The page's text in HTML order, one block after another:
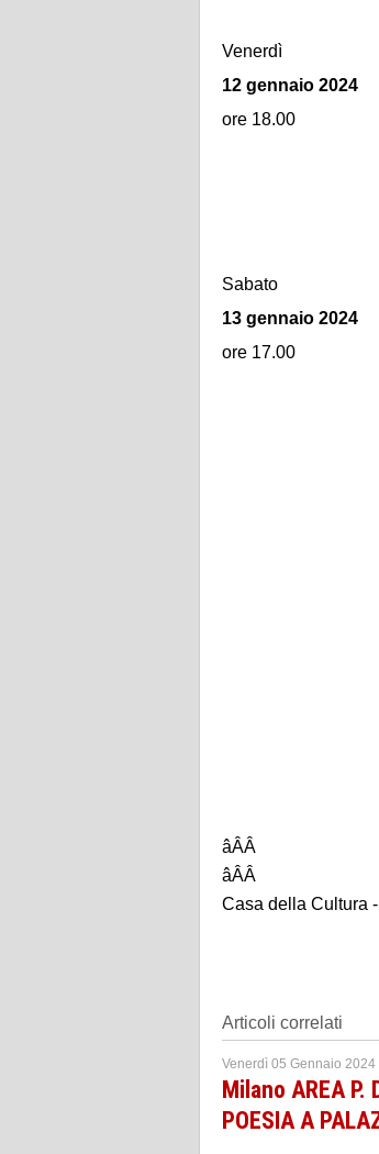
Venerdì
12 gennaio 2024
ore 18.00
Sabato
13 gennaio 2024
ore 17.00
âÂÂ
âÂÂ
Casa della Cultura
Articoli correlati
Venerdì 05 Gennaio 2024
Milano AREA P.
POESIA A